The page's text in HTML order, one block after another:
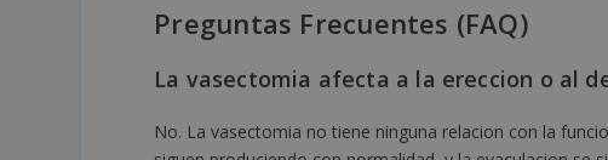
Preguntas Frecuentes (FAQ)
La vasectomia afecta a la ereccion o al
No. La vasectomia no tiene ninguna relacion con la